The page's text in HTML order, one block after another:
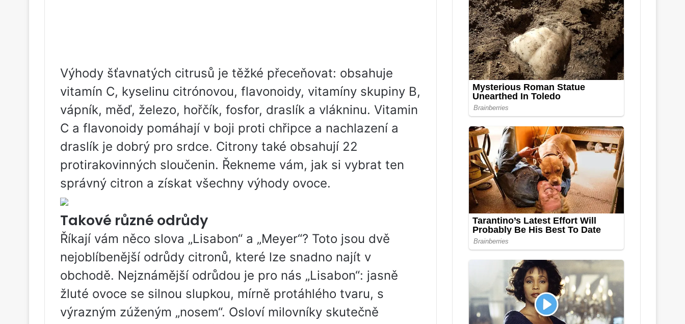
Výhody šťavnatých citrusů je těžké přeceňovat: obsahuje
vitamín C, kyselinu citrónovou, flavonoidy, vitamíny skupiny B,
vápník, měď, železo, hořčík, fosfor, draslík a vlákninu. Vitamin
C a flavonoidy pomáhají v boji proti chřipce a nachlazení a
draslík je dobrý pro srdce. Citrony také obsahují 22
protirakovinných sloučenin. Řekneme vám, jak si vybrat ten
správný citron a získat všechny výhody ovoce.
Takové různé odrůdy
Říkají vám něco slova „Lisabon“ a „Meyer“? Toto jsou dvě
nejoblíbenější odrůdy citronů, které lze snadno najít v
obchodě. Nejznámější odrůdou je pro nás „Lisabon“: jasně
žluté ovoce se silnou slupkou, mírně protáhlého tvaru, s
výrazným zúženým „nosem“. Osloví milovníky skutečně